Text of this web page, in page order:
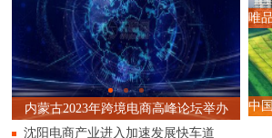
内蒙古2023年跨境电商高峰论坛举办
沈阳电商产业进入加速发展快车道